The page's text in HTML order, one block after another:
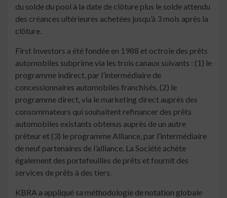
du solde du pool à la date de clôture plus le solde attendu
des créances ultérieures achetées jusqu’à 3 mois après la
clôture.
First Investors a été fondée en 1988 et octroie des prêts
automobiles subprime via les trois canaux suivants : (1) le
programme indirect, par l’intermédiaire de
concessionnaires automobiles franchisés, (2) le
programme direct, via le marketing direct auprès des
consommateurs qui souhaitent refinancer des prêts
automobiles existants obtenus auprès de un autre
prêteur et (3) le programme Alliance, par l’intermédiaire
de neuf partenaires de l’alliance. La Société achète
également des portefeuilles de prêts et fournit des
services de prêts à des tiers.
KBRA a appliqué sa méthodologie de notation globale